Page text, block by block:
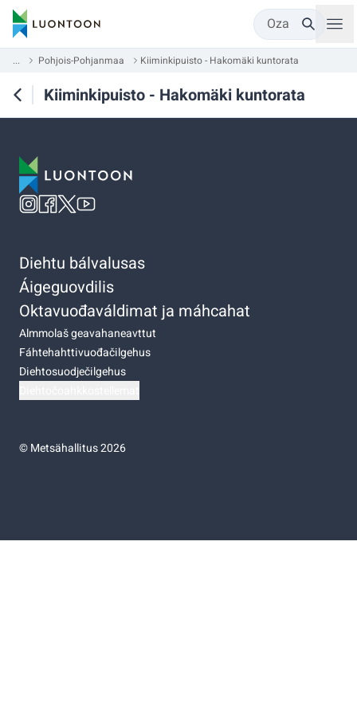
Oza
... Pohjois-Pohjanmaa Kiiminkipuisto - Hakomäki kuntorata
Kiiminkipuisto - Hakomäki kuntorata
Diehtu bálvalusas
Áigeguovdilis
Oktavuođaváldimat ja máhcahat
Almmolaš geavahaneavttut
Fáhtehahttivuođačilgehus
Diehtosuodječilgehus
©Metsähallitus 2026